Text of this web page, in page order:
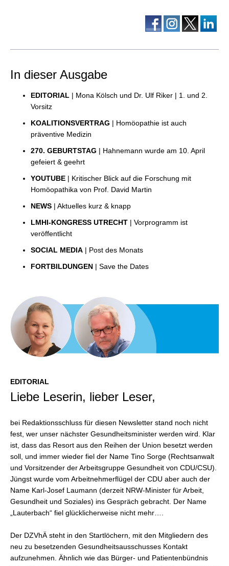
In dieser Ausgabe
EDITORIAL | Mona Kölsch und Dr. Ulf Riker | 1. und 2.
Vorsitz
KOALITIONSVERTRAG | Homöopathie ist auch
präventive Medizin
270. GEBURTSTAG | Hahnemann wurde am 10. April
gefeiert & geehrt
YOUTUBE | Kritischer Blick auf die Forschung mit
Homöopathika von Prof. David Martin
NEWS | Aktuelles kurz & knapp
LMHI-KONGRESS UTRECHT | Vorprogramm ist
veröffentlicht
SOCIAL MEDIA | Post des Monats
FORTBILDUNGEN | Save the Dates
EDITORIAL
Liebe Leserin, lieber Leser,
bei Redaktionsschluss für diesen Newsletter stand noch nicht
fest, wer unser nächster Gesundheitsminister werden wird. Klar
ist, dass das Resort aus den Reihen der Union besetzt werden
soll, und immer wieder fiel der Name Tino Sorge (Rechtsanwalt
und Vorsitzender der Arbeitsgruppe Gesundheit von CDU/CSU).
Jüngst wurde vom Arbeitnehmerflügel der CDU aber auch der
Name Karl-Josef Laumann (derzeit NRW-Minister für Arbeit,
Gesundheit und Soziales) ins Gespräch gebracht. Der Name
„Lauterbach“ fiel glücklicherweise nicht mehr….
Der DZVhÄ steht in den Startlöchern, mit den Mitgliedern des
neu zu besetzenden Gesundheitsausschusses Kontakt
aufzunehmen. Ähnlich wie das Bürger- und Patientenbündnis